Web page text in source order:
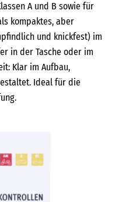
A und B sowie für
kompaktes, aber
und knickfest) im
in der Tasche oder im
Klar im Aufbau,
Ideal für die